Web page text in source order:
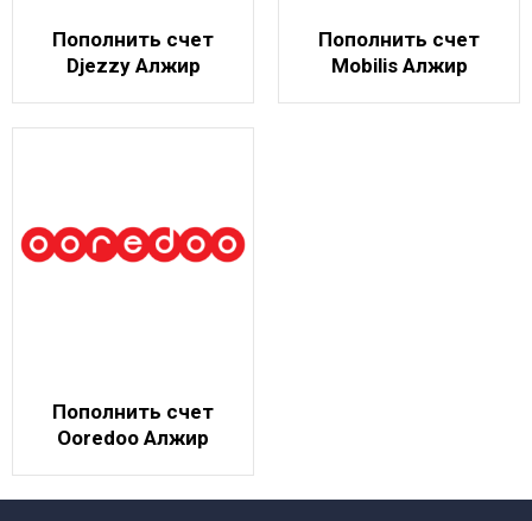
Пополнить счет
Djezzy Алжир
Пополнить счет
Mobilis Алжир
Пополнить счет
Ooredoo Алжир